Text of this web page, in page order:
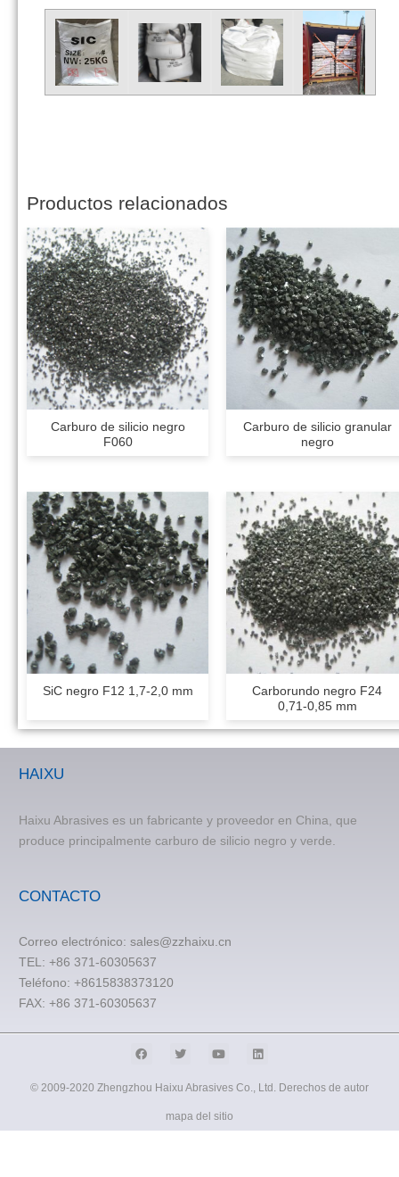
Productos relacionados
Carburo de silicio negro
F060
Carburo de silicio granular
negro
SiC negro F12 1,7-2,0 mm
Carborundo negro F24
0,71-0,85 mm
HAIXU
Haixu Abrasives es un fabricante y proveedor en China, que
produce principalmente carburo de silicio negro y verde.
CONTACTO
Correo electrónico: sales@zzhaixu.cn
TEL: +86 371-60305637
Teléfono: +8615838373120
FAX: +86 371-60305637
© 2009-2020 Zhengzhou Haixu Abrasives Co., Ltd. Derechos de autor
mapa del sitio